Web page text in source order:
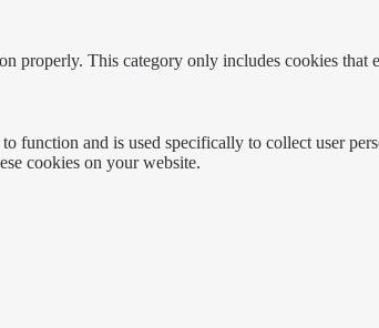
properly. This category only includes cookies
function and is used specifically to collect user
cookies on your website.